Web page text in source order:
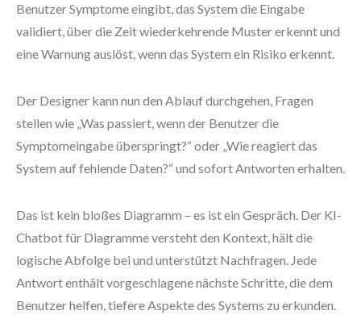
Benutzer Symptome eingibt, das System die Eingabe
validiert, über die Zeit wiederkehrende Muster erkennt und
eine Warnung auslöst, wenn das System ein Risiko erkennt.
Der Designer kann nun den Ablauf durchgehen, Fragen
stellen wie „Was passiert, wenn der Benutzer die
Symptomeingabe überspringt?“ oder „Wie reagiert das
System auf fehlende Daten?“ und sofort Antworten erhalten.
Das ist kein bloßes Diagramm – es ist ein Gespräch. Der KI-
Chatbot für Diagramme versteht den Kontext, hält die
logische Abfolge bei und unterstützt Nachfragen. Jede
Antwort enthält vorgeschlagene nächste Schritte, die dem
Benutzer helfen, tiefere Aspekte des Systems zu erkunden.